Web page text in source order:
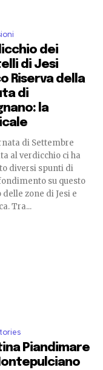
dei
di Jesi
Riserva della
di
la
di Settembre
al verdicchio ci ha
diversi spunti di
su questo
zone di Jesi e
Tra...
Piandimare